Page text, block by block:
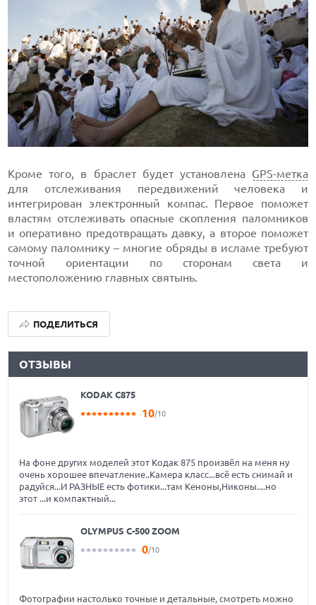
Кроме того, в браслет будет установлена GPS-метка
для отслеживания передвижений человека и
интегрирован электронный компас. Первое поможет
властям отслеживать опасные скопления паломников
и оперативно предотвращать давку, а второе поможет
самому паломнику – многие обряды в исламе требуют
точной ориентации по сторонам света и
местоположению главных святынь.
ПОДЕЛИТЬСЯ
ОТЗЫВЫ
KODAK C875
10/10
На фоне других моделей этот Кодак 875 произвёл на меня ну
очень хорошее впечатление..Камера класс...всё есть снимай и
радуйся...И РАЗНЫЕ есть фотики...там Кеноны,Никоны....но
этот ...и компактный...
OLYMPUS C-500 ZOOM
0/10
Фотографии настолько точные и детальные, смотреть можно